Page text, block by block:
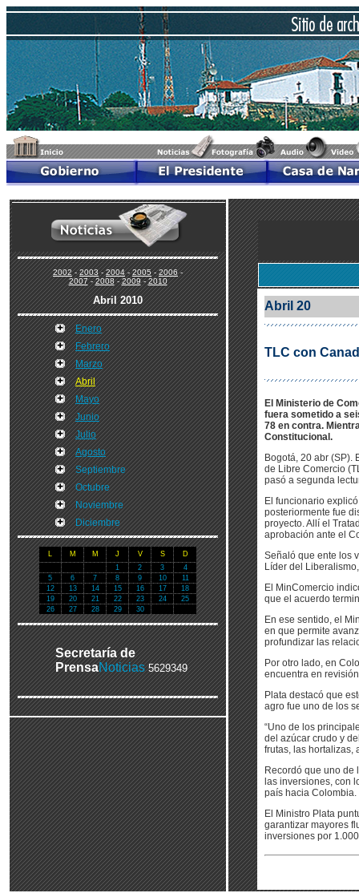
2002-2003-2004-2005-2006-
2007-2008-2009-2010
Abril 2010
Enero
Febrero
Marzo
Abril
Mayo
Junio
Julio
Agosto
Septiembre
Octubre
Noviembre
Diciembre
L M M J V S
D
1
2 3
4
5
6 7 8 9 10
11
12
13 14 15 16 17
18
19
20 21 22 23 24
25
26
27 28 29 30
Secretaría de
PrensaNoticias 5629349
Abril 20
TLC con
El Ministerio de
fuera sometido a
78 en contra.
Constitucional.
Bogotá, 20 abr (SP).
de Libre Comercio
pasó a segunda
El funcionario
posteriormente fue
proyecto. Allí el
aprobación ante el
Señaló que ente los
Líder del
El MinComercio
que el acuerdo
En ese sentido, el
en que permite
profundizar las
Por otro lado, en
encuentra en
Plata destacó que
agro fue uno de los
“Uno de los
del azúcar crudo y
frutas, las hortalizas,
Recordó que uno de
las inversiones, con
país hacia Colombia.
El Ministro Plata
garantizar mayores
inversiones por